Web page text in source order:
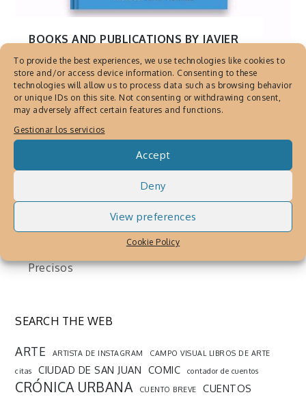
To provide the best experiences, we use technologies like cookies to
store and/or access device information. Consenting to these
technologies will allow us to process data such as browsing behavior
or unique IDs on this site. Not consenting or withdrawing consent,
may adversely affect certain features and functions.
Gestionar los servicios
Accept
Deny
View preferences
Cookie Policy
BOOKS AND PUBLICATIONS BY JAVIER
MARTINEZ, DIBUJOS A DIARIO
EDITORES
CORTES PRECISOS DE JAVIER MARTÍNEZ,
INSTAGRAM DE JAVIER MARTINEZ ,Javier
Martinez ART,PUBLICACIONES Y LIBROS,
Daily Drawings Book, The Art
of Javier Martínez
Cronica Urbana
Daily Drawings book, The Art of Javier
Martínez, recopila los dibujos del artista
Puertorriqueño, publica Editores Cortes
Precisos
SEARCH THE WEB
ARTE ARTISTA DE INSTAGRAM
CAMPO VISUAL LIBROS DE ARTE
citas
CIUDAD DE SAN JUAN COMIC contador de cuentos
CRÓNICA URBANA CUENTO BREVE CUENTOS